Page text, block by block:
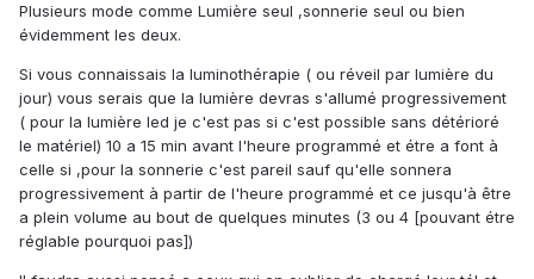
Plusieurs mode comme Lumière seul ,sonnerie seul ou bien
évidemment les deux.
Si vous connaissais la luminothérapie ( ou réveil par lumière du
jour) vous serais que la lumière devras s'allumé progressivement
( pour la lumière led je c'est pas si c'est possible sans détérioré
le matériel) 10 a 15 min avant l'heure programmé et étre a font à
celle si ,pour la sonnerie c'est pareil sauf qu'elle sonnera
progressivement à partir de l'heure programmé et ce jusqu'à être
a plein volume au bout de quelques minutes (3 ou 4 [pouvant étre
réglable pourquoi pas])